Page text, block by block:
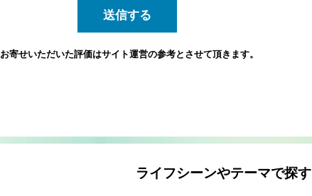
お寄せいただいた評価はサイト運営の参考とさせて頂きます。
ライフシーンやテーマで探す